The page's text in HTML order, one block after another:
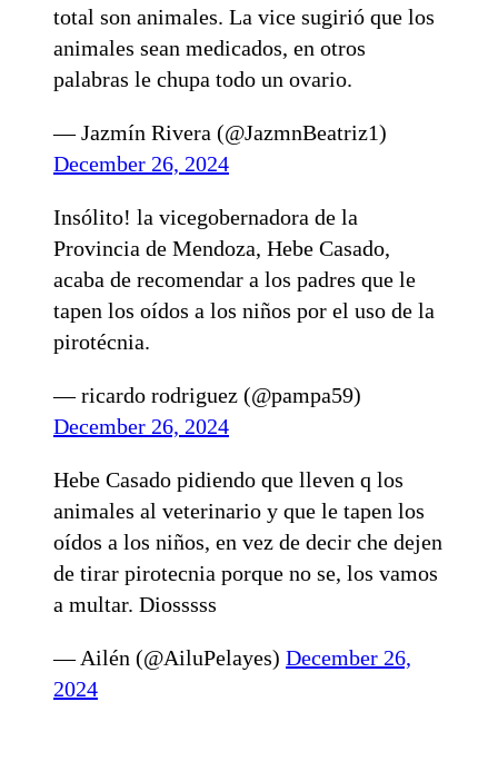
total son animales. La vice sugirió que los
animales sean medicados, en otros
palabras le chupa todo un ovario.
— Jazmín Rivera (@JazmnBeatriz1)
December 26, 2024
Insólito! la vicegobernadora de la
Provincia de Mendoza, Hebe Casado,
acaba de recomendar a los padres que le
tapen los oídos a los niños por el uso de la
pirotécnia.
— ricardo rodriguez (@pampa59)
December 26, 2024
Hebe Casado pidiendo que lleven q los
animales al veterinario y que le tapen los
oídos a los niños, en vez de decir che dejen
de tirar pirotecnia porque no se, los vamos
a multar. Diosssss
— Ailén (@AiluPelayes) December 26,
2024